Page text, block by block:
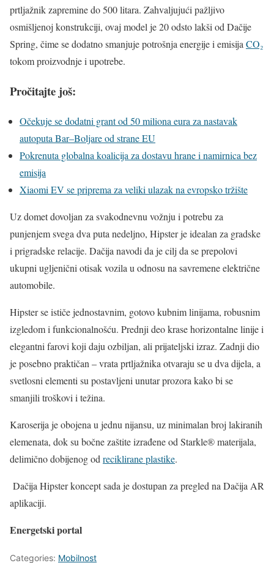
prtljažnik zapremine do 500 litara. Zahvaljujući pažljivo
osmišljenoj konstrukciji, ovaj model je 20 odsto lakši od Dačije
Spring, čime se dodatno smanjuje potrošnja energije i emisijaCO₂
tokom proizvodnje i upotrebe.
Pročitajte još:
Očekuje se dodatni grant od 50 miliona eura za nastavak
autoputa Bar–Boljare od strane EU
Pokrenuta globalna koalicija za dostavu hrane i namirnica bez
emisija
Xiaomi EV se priprema za veliki ulazak na evropsko tržište
Uz domet dovoljan za svakodnevnu vožnju i potrebu za
punjenjem svega dva puta nedeljno, Hipster je idealan za gradske
i prigradske relacije. Dačija navodi da je cilj da se prepolovi
ukupni ugljenični otisak vozila u odnosu na savremene električne
automobile.
Hipster se ističe jednostavnim, gotovo kubnim linijama, robusnim
izgledom i funkcionalnošću. Prednji deo krase horizontalne linije i
elegantni farovi koji daju ozbiljan, ali prijateljski izraz. Zadnji dio
je posebno praktičan – vrata prtljažnika otvaraju se u dva dijela, a
svetlosni elementi su postavljeni unutar prozora kako bi se
smanjili troškovi i težina.
Karoserija je obojena u jednu nijansu, uz minimalan broj lakiranih
elemenata, dok su bočne zaštite izrađene od Starkle® materijala,
delimično dobijenog od reciklirane plastike.
Dačija Hipster koncept sada je dostupan za pregled na Dačija AR
aplikaciji.
Energetski portal
Categories: Mobilnost